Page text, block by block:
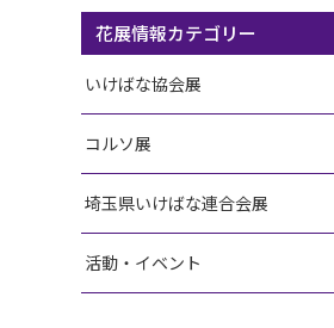
花展情報カテゴリー
いけばな協会展
コルソ展
埼玉県いけばな連合会展
活動・イベント